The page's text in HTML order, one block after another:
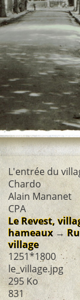
L'entrée du
Chardo
Alain Mananet
CPA
Le Revest,
hameaux→
village
1251*1800
le_village.jpg
295 Ko
831